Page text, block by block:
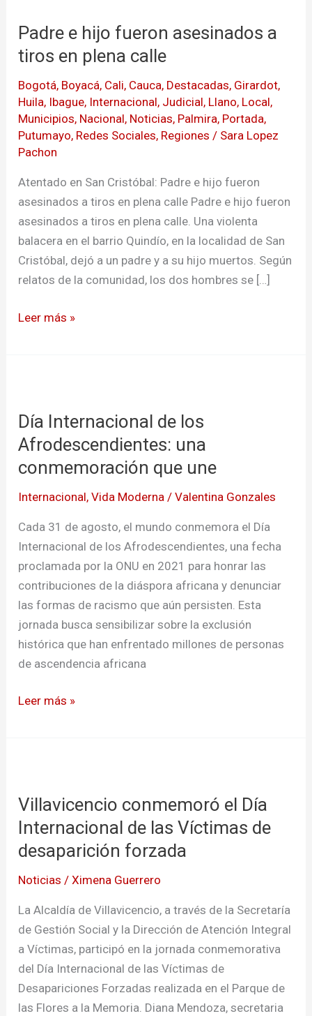
Padre e hijo fueron asesinados a
tiros en plena calle
Bogotá, Boyacá, Cali, Cauca, Destacadas, Girardot,
Huila, Ibague, Internacional, Judicial, Llano, Local,
Municipios, Nacional, Noticias, Palmira, Portada,
Putumayo, Redes Sociales, Regiones / Sara Lopez
Pachon
Atentado en San Cristóbal: Padre e hijo fueron
asesinados a tiros en plena calle Padre e hijo fueron
asesinados a tiros en plena calle. Una violenta
balacera en el barrio Quindío, en la localidad de San
Cristóbal, dejó a un padre y a su hijo muertos. Según
relatos de la comunidad, los dos hombres se […]
hijo
fueron
a
tiros
en
plena
Leer más »
Día Internacional de los
Afrodescendientes: una
conmemoración que une
Internacional,Vida Moderna /Valentina Gonzales
Cada 31 de agosto, el mundo conmemora el Día
Internacional de los Afrodescendientes, una fecha
proclamada por la ONU en 2021 para honrar las
contribuciones de la diáspora africana y denunciar
las formas de racismo que aún persisten. Esta
jornada busca sensibilizar sobre la exclusión
histórica que han enfrentado millones de personas
de ascendencia africana
de
los
conmemoración
Leer más »
Villavicencio conmemoró el Día
Internacional de las Víctimas de
desaparición forzada
Noticias /Ximena Guerrero
La Alcaldía de Villavicencio, a través de la Secretaría
de Gestión Social y la Dirección de Atención Integral
a Víctimas, participó en la jornada conmemorativa
del Día Internacional de las Víctimas de
Desapariciones Forzadas realizada en el Parque de
las Flores a la Memoria. Diana Mendoza, secretaria
el
Día
Internacional
las